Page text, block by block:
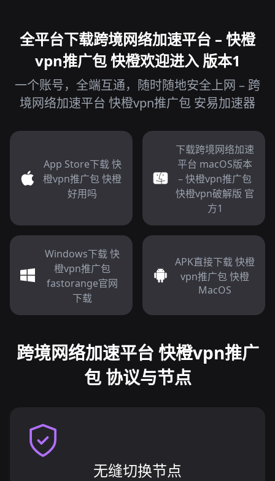
全平台下载跨境网络加速平台 – 快橙
vpn推广包 快橙欢迎进入 版本1
一个账号，全端互通，随时随地安全上网 – 跨
境网络加速平台 快橙vpn推广包 安易加速器
App Store下载 快
橙vpn推广包 快橙
好用吗
下载跨境网络加速
平台 macOS版本
– 快橙vpn推广包
快橙vpn破解版 官
方1
Windows下载 快
橙vpn推广包
fastorange官网
下载
APK直接下载 快橙
vpn推广包 快橙
MacOS
跨境网络加速平台 快橙vpn推广
包 协议与节点
无缝切换节点